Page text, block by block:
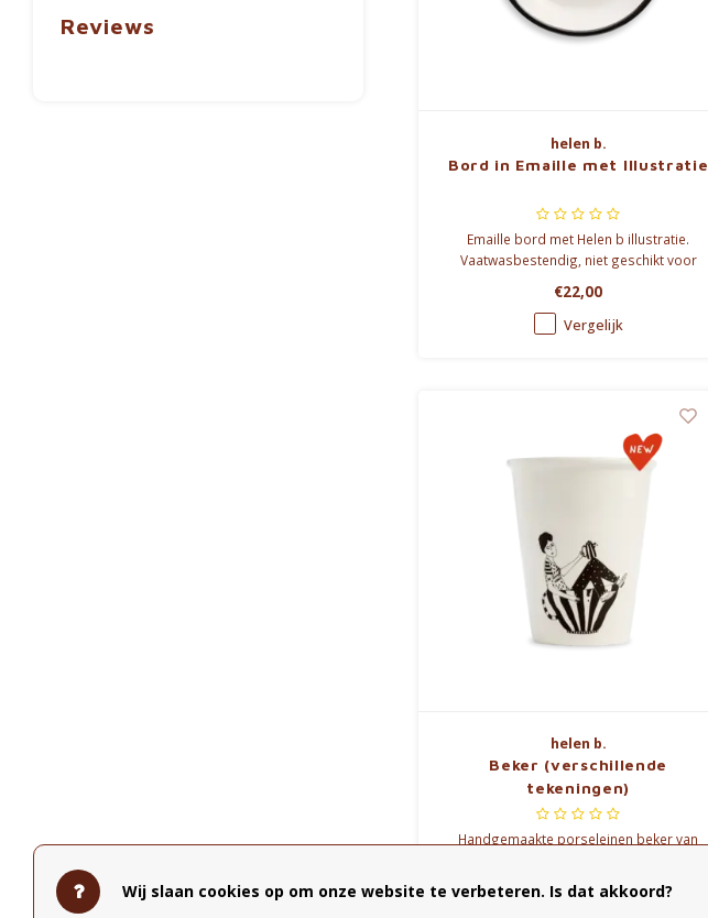
Reviews
helen b.
Bord in Emaille met Illustratie
Emaille bord met Helen b illustratie.
Vaatwasbestendig, niet geschikt voor
€22,00
Vergelijk
helen b.
Beker (verschillende
tekeningen)
Handgemaakte porseleinen beker van
€17,50
Wij slaan cookies op om onze website te verbeteren. Is dat akkoord?